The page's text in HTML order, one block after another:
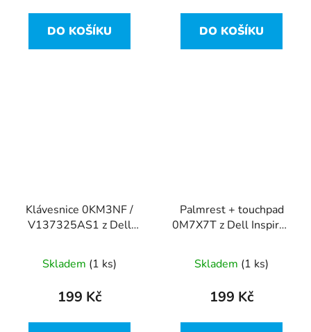
DO KOŠÍKU DO KOŠÍKU
Klávesnice 0KM3NF /
V137325AS1 z Dell
vadná
Skladem (1 ks)
199 Kč
Palmrest + touchpad
0M7X7T z Dell Inspiron
Skladem (1 ks)
199 Kč